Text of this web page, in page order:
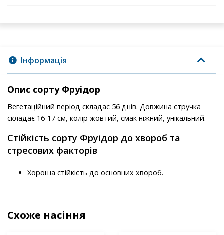
Інформація
Опис сорту Фруідор
Вегетаційний період складає 56 днів. Довжина стручка
складає 16-17 см, колір жовтий, смак ніжний, унікальний.
Стійкість сорту Фруідор до хвороб та
стресових факторів
Хороша стійкість до основних хвороб.
Схоже насіння